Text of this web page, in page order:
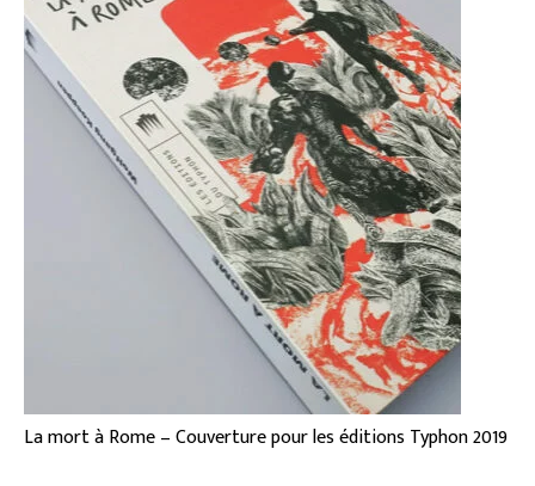
La mort à Rome – Couverture pour les éditions Typhon 2019